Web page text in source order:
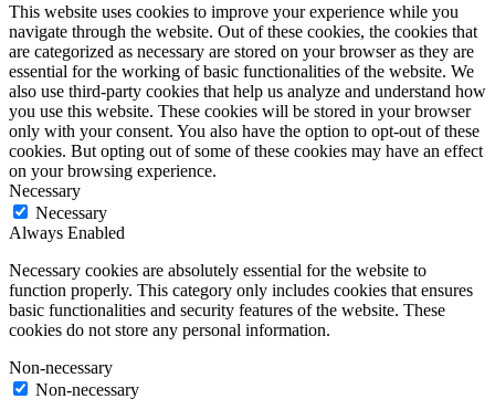
This website uses cookies to improve your experience while you
navigate through the website. Out of these cookies, the cookies that
are categorized as necessary are stored on your browser as they are
essential for the working of basic functionalities of the website. We
also use third-party cookies that help us analyze and understand how
you use this website. These cookies will be stored in your browser
only with your consent. You also have the option to opt-out of these
cookies. But opting out of some of these cookies may have an effect
on your browsing experience.
Necessary
Necessary
Always Enabled
Necessary cookies are absolutely essential for the website to
function properly. This category only includes cookies that ensures
basic functionalities and security features of the website. These
cookies do not store any personal information.
Non-necessary
Non-necessary